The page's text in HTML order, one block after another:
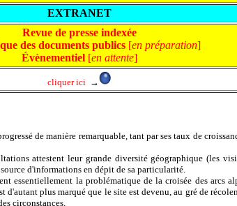
EXTRANET
Revue de presse indexée
des documents publics [en préparation]
Évènementiel [en attente]
cliquer ici →
de manière remarquable, tant par ses taux de
attestent leur grande diversité géographique (les
d'informations en dépit de sa particularité.
la problématique de la croisée des arcs
d'autant plus marqué que le site est devenu, au gré de
circonstances.